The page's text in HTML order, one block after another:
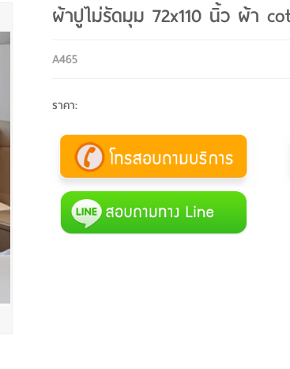
ผ้าปูไม่รัดมุม 72x110 นิ้ว ผ้า
A465
ราคา: